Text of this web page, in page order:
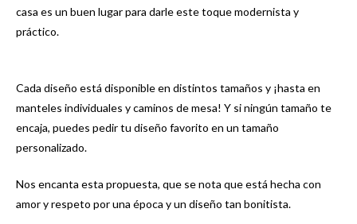
casa es un buen lugar para darle este toque modernista y
práctico.
Cada diseño está disponible en distintos tamaños y ¡hasta en
manteles individuales y caminos de mesa! Y si ningún tamaño te
encaja, puedes pedir tu diseño favorito en un tamaño
personalizado.
Nos encanta esta propuesta, que se nota que está hecha con
amor y respeto por una época y un diseño tan bonitista.